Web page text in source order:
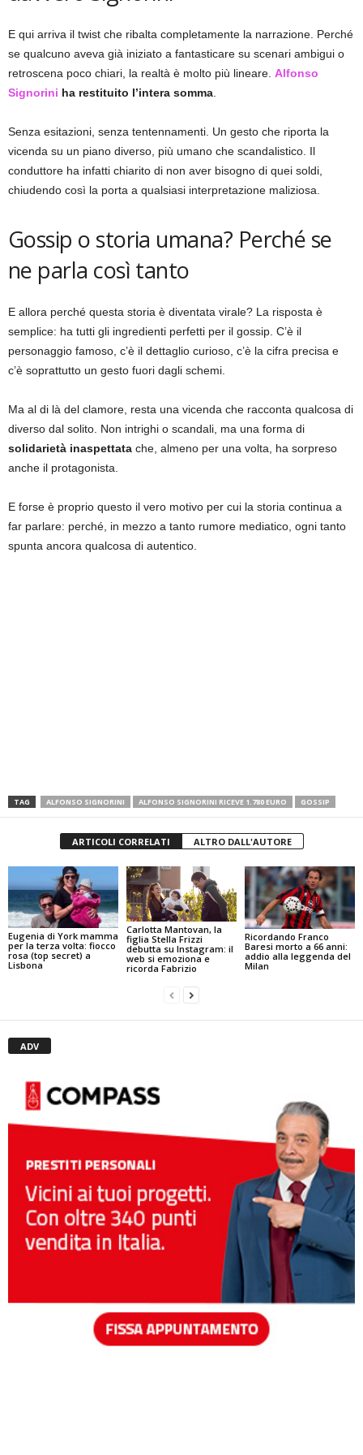
E qui arriva il twist che ribalta completamente la narrazione. Perché
se qualcuno aveva già iniziato a fantasticare su scenari ambigui o
retroscena poco chiari, la realtà è molto più lineare. Alfonso
Signorini ha restituito l’intera somma
Senza esitazioni, senza tentennamenti. Un gesto che riporta la
vicenda su un piano diverso, più umano che scandalistico. Il
conduttore ha infatti chiarito di non aver bisogno di quei soldi,
chiudendo così la porta a qualsiasi interpretazione maliziosa.
Gossip o storia umana? Perché se
ne parla così tanto
E allora perché questa storia è diventata virale? La risposta è
semplice: ha tutti gli ingredienti perfetti per il gossip. C’è il
personaggio famoso, c’è il dettaglio curioso, c’è la cifra precisa e
c’è soprattutto un gesto fuori dagli schemi.
Ma al di là del clamore, resta una vicenda che racconta qualcosa di
diverso dal solito. Non intrighi o scandali, ma una forma di
solidarietà inaspettata che, almeno per una volta, ha sorpreso
anche il protagonista.
E forse è proprio questo il vero motivo per cui la storia continua a
far parlare: perché, in mezzo a tanto rumore mediatico, ogni tanto
spunta ancora qualcosa di autentico.
TAG ALFONSO SIGNORINI ALFONSO SIGNORINI RICEVE 1.780 EURO GOSSIP
ARTICOLI CORRELATI ALTRO DALL'AUTORE
Eugenia di York mamma
per la terza volta: fiocco
rosa (top secret) a
Lisbona
Carlotta Mantovan, la
figlia Stella Frizzi
debutta su Instagram: il
web si emoziona e
ricorda Fabrizio
Ricordando Franco
Baresi morto a 66 anni:
addio alla leggenda del
Milan
ADV